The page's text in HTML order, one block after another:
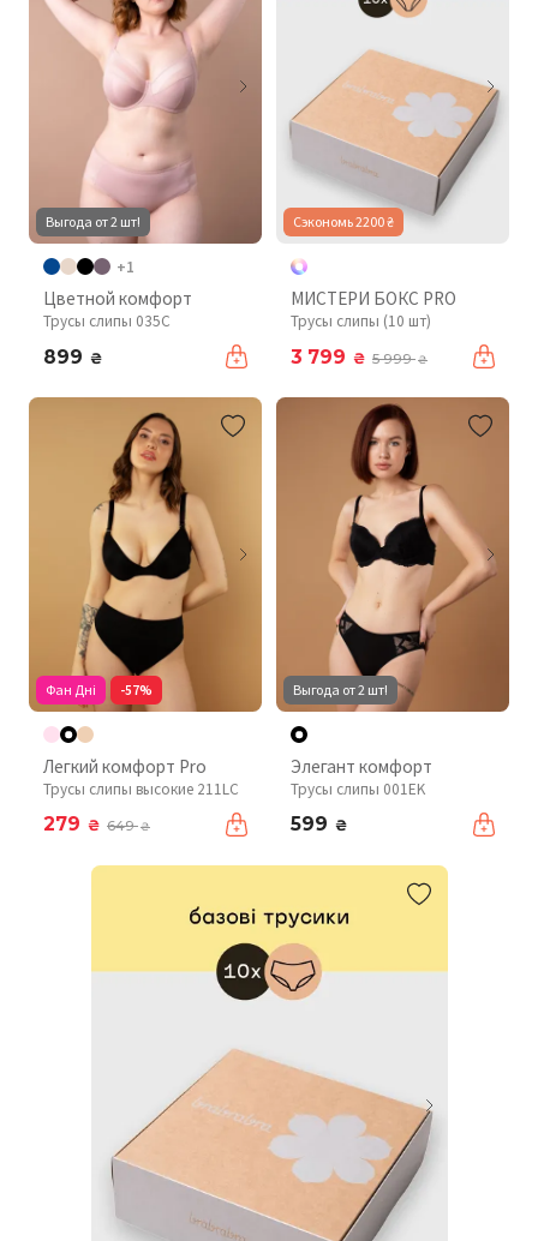
Выгода от 2 шт!
+1
Цветной комфорт
Трусы слипы 035C
899 ₴
Сэкономь 2200 ₴
МИСТЕРИ БОКС PRO
Трусы слипы (10 шт)
3 799 ₴ 5 999₴
Фан Дні -57%
Легкий комфорт Pro
Трусы слипы высокие 211LC
279 ₴ 649₴
Выгода от 2 шт!
Элегант комфорт
Трусы слипы 001EK
599 ₴